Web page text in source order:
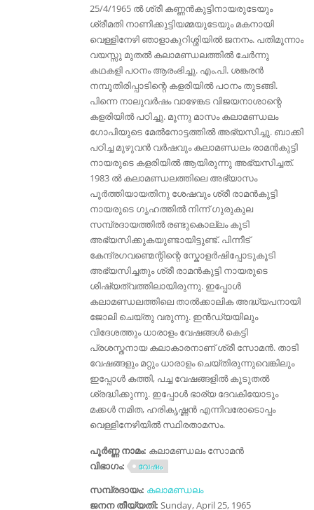
25/4/1965 ല്‍ ശ്രീ കണ്ണന്‍‌കുട്ടിനായരുടേയും
ശ്രീമതി നാണിക്കുട്ടിയമ്മയുടേയും മകനായി
വെള്ളിനേഴി ഞാളാകുറിശ്ശിയില്‍ ജനനം. പതിമൂന്നാം
വയസ്സു മുതല്‍ കലാമണ്ഡലത്തില്‍ ചേര്‍ന്നു
കഥകളി പഠനം ആരംഭിച്ചു. എം.പി. ശങ്കരന്‍
നമ്പൂതിരിപ്പാടിന്റെ കളരിയില്‍ പഠനം തുടങ്ങി.
പിന്നെ നാലുവര്‍ഷം വാഴേങ്കട വിജയനാശാന്റെ
കളരിയില്‍ പഠിച്ചു. മൂന്നു മാസം കലാമണ്ഡലം
ഗോപിയുടെ മേല്‍നോട്ടത്തില്‍ അഭ്യസിച്ചു. ബാക്കി
പഠിച്ച മുഴുവന്‍ വര്‍ഷവും കലാമണ്ഡലം രാമന്‍‌കുട്ടി
നായരുടെ കളരിയില്‍ ആയിരുന്നു അഭ്യ‌സിച്ചത്.
1983 ല്‍ കലാമണ്ഡലത്തിലെ അഭ്യാസം
പൂര്‍ത്തിയായതിനു ശേഷവും ശ്രീ രാമന്‍‌കുട്ടി
നായരുടെ ഗൃഹത്തില്‍ നിന്ന് ഗുരുകുല
സമ്പ്രദായത്തില്‍ രണ്ടുകൊല്ലം കൂടി
അഭ്യസിക്കുകയുണ്ടായിട്ടുണ്ട്. പിന്നീട്
കേന്ദ്രഗവണ്മെന്റിന്റെ സ്കോളര്‍ഷിപ്പോടുകൂടി
അഭ്യസിച്ചതും ശ്രീ രാമന്‍‌കുട്ടി നായരുടെ
ശിഷ്യത്വത്തിലായിരുന്നു. ഇപ്പോള്‍
കലാമണ്ഡലത്തിലെ താല്‍ക്കാലിക അദ്ധ്യപനായി
ജോലി ചെയ്തു വരുന്നു. ഇന്‍ഡ്യയിലും
വിദേശത്തും ധാരാളം വേഷങ്ങള്‍ കെട്ടി
പ്രശസ്തനായ കലാകാരനാണ് ശ്രീ സോമന്‍. താടി
വേഷങ്ങളും മറ്റും ധാരാളം ചെയ്തിരുന്നുവെങ്കിലും
ഇപ്പോള്‍ കത്തി, പച്ച വേഷങ്ങളില്‍ കൂടുതല്‍
ശ്രദ്ധിക്കുന്നു. ഇപ്പോള്‍ ഭാര്യ ദേവകിയോടും
മക്കള്‍ നമിത, ഹരികൃഷ്ണന്‍ എന്നിവരോടൊപ്പം
വെള്ളിനേഴിയില്‍ സ്ഥിരതാമസം.
പൂർണ്ണ നാമം: കലാമണ്ഡലം സോമന്‍
വിഭാഗം:
വേഷം
സമ്പ്രദായം: കലാമണ്ഡലം
ജനന തീയ്യതി: Sunday, April 25, 1965